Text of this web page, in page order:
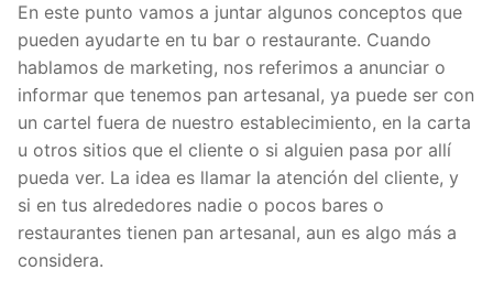
En este punto vamos a juntar algunos conceptos que
pueden ayudarte en tu bar o restaurante. Cuando
hablamos de marketing, nos referimos a anunciar o
informar que tenemos pan artesanal, ya puede ser con
un cartel fuera de nuestro establecimiento, en la carta
u otros sitios que el cliente o si alguien pasa por allí
pueda ver. La idea es llamar la atención del cliente, y
si en tus alrededores nadie o pocos bares o
restaurantes tienen pan artesanal, aun es algo más a
considera.